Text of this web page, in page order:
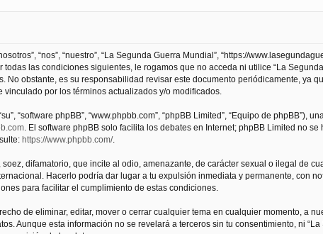
“nos”, “nuestro”, “La Segunda Guerra Mundial”, “https://
las condiciones siguientes, le rogamos que no acceda ni utilice “La
obstante, es su responsabilidad revisar este documento periódicamente, ya
por los términos actualizados y/o modificados.
“software phpBB”, “www.phpbb.com”, “phpBB Limited”, “Equipo de phpBB”),
. El software phpBB solo facilita los debates en Internet; phpBB Limited no
https://www.phpbb.com/.
difamatorio, que incite al odio, amenazante, de carácter sexual o ilegal de
Hacerlo podría dar lugar a tu expulsión inmediata y permanente, con
para facilitar el cumplimiento de estas condiciones.
de eliminar, editar, mover o cerrar cualquier tema en cualquier momento, a
Aunque esta información no se revelará a terceros sin tu consentimiento, ni